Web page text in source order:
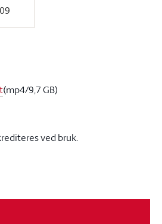
(mp4/9,7 GB)
ved bruk.